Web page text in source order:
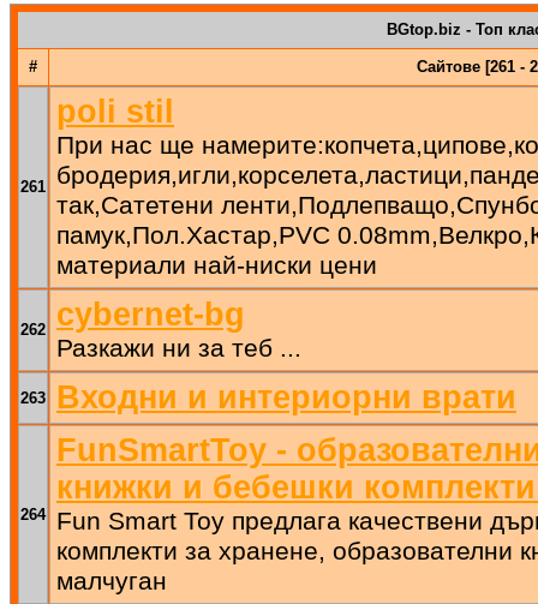
BGtop.biz - Топ
# Сайтове [261 -
261
poli stil
При нас ще
так,Сатетени
памук,Пол.Хастар,PVC
материали най-ниски цени
262 cybernet-bg
Разкажи ни за теб ...
263 Входни и интериорни врати
264
FunSmartToy -
книжки и бебешки
Fun Smart Toy предлага качествени
комплекти за хранене, образователни
малчуган